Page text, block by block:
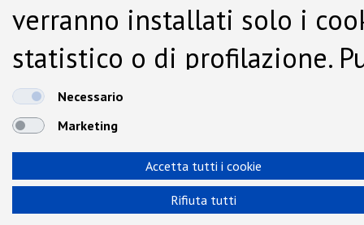
verranno installati solo i
statistico o di profilazione.
dalla Cookie Policy.
Necessario
Marketing
Accetta tutti i cookie
Rifiuta tutti